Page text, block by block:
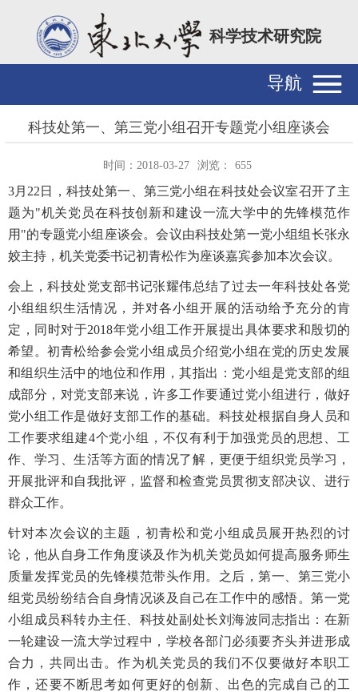
科学技术研究院
导航
科技处第一、第三党小组召开专题党小组座谈会
时间：2018-03-27 浏览： 655
3月22日，科技处第一、第三党小组在科技处会议室召开了主
题为"机关党员在科技创新和建设一流大学中的先锋模范作
用"的专题党小组座谈会。会议由科技处第一党小组组长张永
姣主持，机关党委书记初青松作为座谈嘉宾参加本次会议。
会上，科技处党支部书记张耀伟总结了过去一年科技处各党
小组组织生活情况，并对各小组开展的活动给予充分的肯
定，同时对于2018年党小组工作开展提出具体要求和殷切的
希望。初青松给参会党小组成员介绍党小组在党的历史发展
和组织生活中的地位和作用，其指出：党小组是党支部的组
成部分，对党支部来说，许多工作要通过党小组进行，做好
党小组工作是做好支部工作的基础。科技处根据自身人员和
工作要求组建4个党小组，不仅有利于加强党员的思想、工
作、学习、生活等方面的情况了解，更便于组织党员学习，
开展批评和自我批评，监督和检查党员贯彻支部决议、进行
群众工作。
针对本次会议的主题，初青松和党小组成员展开热烈的讨
论，他从自身工作角度谈及作为机关党员如何提高服务师生
质量发挥党员的先锋模范带头作用。之后，第一、第三党小
组党员纷纷结合自身情况谈及自己在工作中的感悟。第一党
小组成员科转办主任、科技处副处长刘海波同志指出：在新
一轮建设一流大学过程中，学校各部门必须要齐头并进形成
合力，共同出击。作为机关党员的我们不仅要做好本职工
作，还要不断思考如何更好的创新、出色的完成自己的工